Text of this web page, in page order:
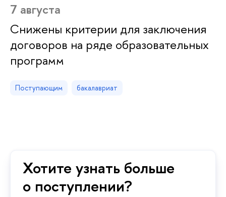
7 августа
Снижены критерии для заключения
договоров на ряде образовательных
программ
Поступающим бакалавриат
Хотите узнать больше
о поступлении?